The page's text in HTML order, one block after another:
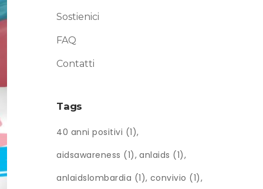
Sostienici
FAQ
Contatti
Tags
40 anni positivi (1)
aidsawareness (1) anlaids (1)
anlaidslombardia (1) convivio (1)